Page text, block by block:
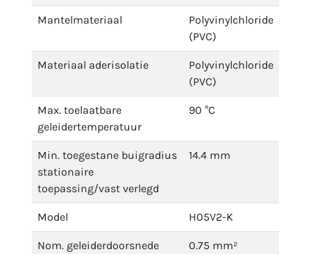
Mantelmateriaal
Polyvinylchloride
(PVC)
Materiaal aderisolatie
Polyvinylchloride
(PVC)
Max. toelaatbare
geleidertemperatuur
90 °C
Min. toegestane buigradius
stationaire
toepassing/vast verlegd
14.4 mm
Model H05V2-K
Nom. geleiderdoorsnede 0.75 mm²